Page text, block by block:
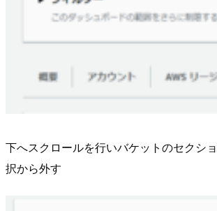
下へスクロールを行いバケットのセクシ
択から外す